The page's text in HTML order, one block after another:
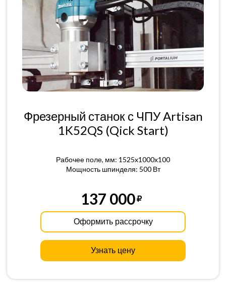
Фрезерный станок с ЧПУ Artisan
1K52QS (Qick Start)
Рабочее поле, мм: 1525x1000x100
Мощность шпинделя: 500 Вт
137 000
Оформить рассрочку
Узнать цену